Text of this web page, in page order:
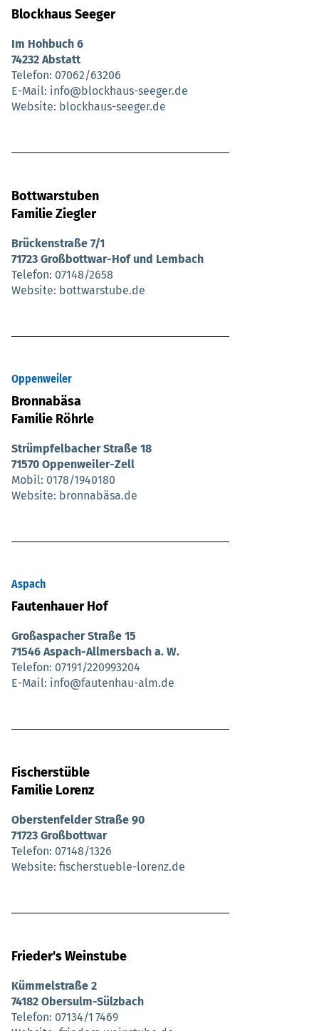
Blockhaus Seeger
Im Hohbuch 6
74232 Abstatt
Telefon 07062/63206
E-Mail info@blockhaus-seeger.de
Website
blockhaus-seeger.de
Bottwarstuben
Familie Ziegler
Brückenstraße 7/1
71723 Großbottwar-Hof und Lembach
Telefon 07148/2658
Website
bottwarstube.de
Oppenweiler
Bronnabäsa
Familie Röhrle
Strümpfelbacher Straße 18
71570 Oppenweiler-Zell
Mobil 0178/1940180
Website
bronnabäsa.de
Aspach
Fautenhauer Hof
Großaspacher Straße 15
71546 Aspach-Allmersbach a. W.
Telefon 07191/220993204
E-Mail info@fautenhau-alm.de
Fischerstüble
Familie Lorenz
Oberstenfelder Straße 90
71723 Großbottwar
Telefon 07148/1326
Website fischerstueble-lorenz.de
Frieder's Weinstube
Kümmelstraße 2
74182 Obersulm-Sülzbach
Telefon 07134/1 7469